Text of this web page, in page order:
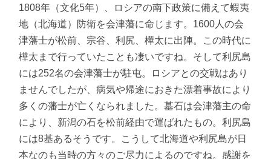
1808年（文化5年）、ロシアの南下政策に備えて蝦夷
地（北海道）防衛を会津藩に命じます。1600人の会
津藩士が松前、宗谷、利尻、樺太に出陣。この時代に
樺太まで行っていたことも凄いですね。そして利尻島
には252名の会津藩士が駐屯。ロシアとの交戦はあり
ませんでしたが、病気や帰途におきた漂着事故により
多くの藩士が亡くなられました。墓石は会津藩主の命
により、新潟の石を松前経由で運ばれたもの。利尻島
には8基あるそうです。こうして北海道や利尻島が日
本なのも当時の方々のご尽力によるのですね。感謝を